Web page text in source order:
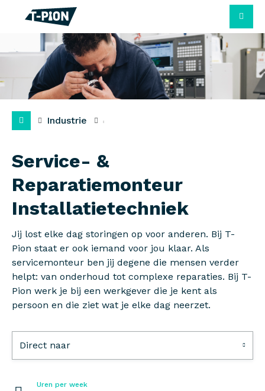
Industrie
Service- &
Reparatiemonteur
Installatietechniek
Jij lost elke dag storingen op voor anderen. Bij T-
Pion staat er ook iemand voor jou klaar. Als
servicemonteur ben jij degene die mensen verder
helpt: van onderhoud tot complexe reparaties. Bij T-
Pion werk je bij een werkgever die je kent als
persoon en die ziet wat je elke dag neerzet.
Direct naar
Uren per week